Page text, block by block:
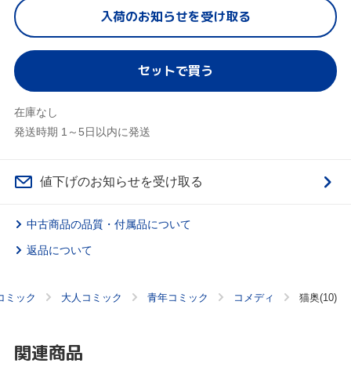
入荷のお知らせを受け取る
セットで買う
在庫なし
発送時期 1～5日以内に発送
値下げのお知らせを受け取る
中古商品の品質・付属品について
返品について
ミック 大人コミック 青年コミック コメディ 猫奥(10)
関連商品